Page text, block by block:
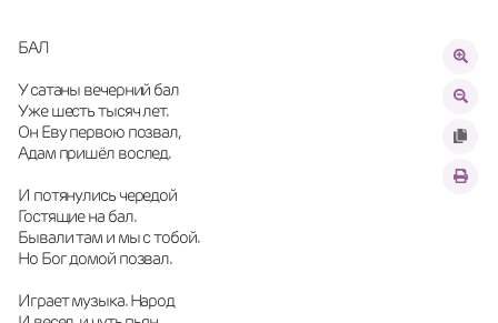
БАЛ
У сатаны вечерний бал
Уже шесть тысяч лет.
Он Еву первою позвал,
Адам пришёл вослед.
И потянулись чередой
Гостящие на бал.
Бывали там и мы с тобой.
Но Бог домой позвал.
Играет музыка. Народ